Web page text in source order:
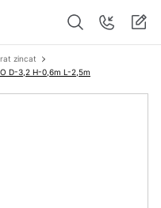
zincat
D-3,2 H-0,6m L-2,5m